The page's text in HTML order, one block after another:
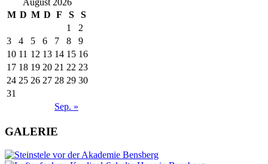
August 2026
M D M D F S S
Sep. »
1
2
3
4 5 6 7 8
9
10 11 12 13 14 15 16
17 18 19 20 21 22 23
24 25 26 27 28 29 30
31
GALERIE